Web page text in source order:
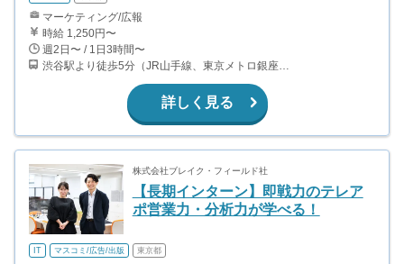
マーケティング/広報
時給 1,250円〜
週2日〜 / 1日3時間〜
渋谷駅より徒歩5分（JR山手線、東京メトロ銀座・半蔵門・副都心線）
詳しく見る
株式会社ブレイク・フィールド社
【長期インターン】即戦力のテレア
ポ営業力・分析力が学べる！
IT マスコミ/広告/出版 東京都